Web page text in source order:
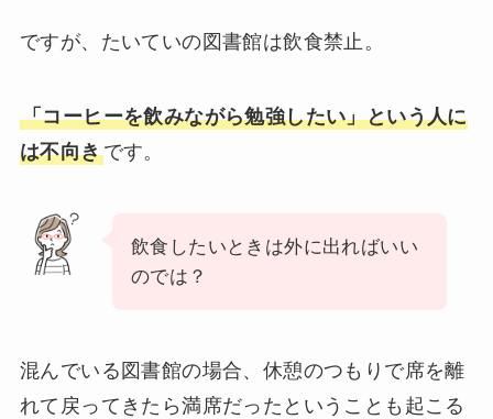
ですが、たいていの図書館は飲食禁止。
「コーヒーを飲みながら勉強したい」という人に
は不向きです。
飲食したいときは外に出ればいい
のでは？
混んでいる図書館の場合、休憩のつもりで席を離
れて戻ってきたら満席だったということも起こる